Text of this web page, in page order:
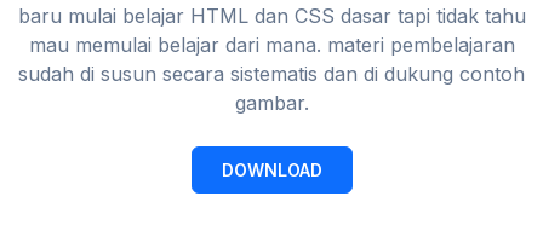
baru mulai belajar HTML dan CSS dasar tapi tidak tahu
mau memulai belajar dari mana. materi pembelajaran
sudah di susun secara sistematis dan di dukung contoh
gambar.
DOWNLOAD